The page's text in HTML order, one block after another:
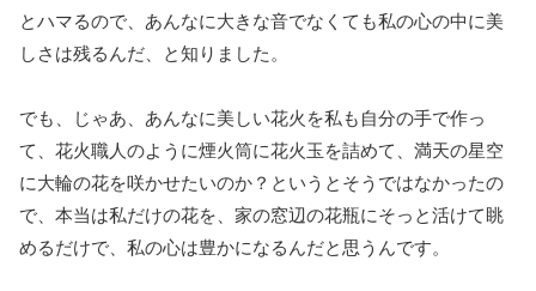
とハマるので、あんなに大きな音でなくても私の心の中に美
しさは残るんだ、と知りました。
でも、じゃあ、あんなに美しい花火を私も自分の手で作っ
て、花火職人のように煙火筒に花火玉を詰めて、満天の星空
に大輪の花を咲かせたいのか？というとそうではなかったの
で、本当は私だけの花を、家の窓辺の花瓶にそっと活けて眺
めるだけで、私の心は豊かになるんだと思うんです。